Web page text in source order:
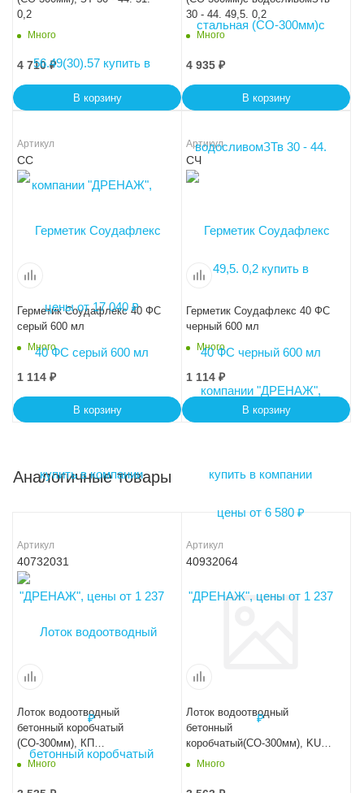
0,2
Много
4 710₽
В корзину
30 - 44. 49,5. 0,2
Много
4 935 ₽
В корзину
Артикул
СС
Герметик Соудафлекс 40 ФС
серый 600 мл
Много
1 114 ₽
В корзину
Артикул
СЧ
Герметик Соудафлекс 40 ФС
черный 600 мл
Много
1 114 ₽
В корзину
Аналогичные товары
Артикул
40732031
Лоток водоотводный
бетонный коробчатый
(СО-300мм), КП
100.44(30).31(24) - BGF-XL
Много
Артикул
40932064
Лоток водоотводный
бетонный
коробчатый(СО-300мм), KU
100.44(30).24(17,5) - BGU, №
Много